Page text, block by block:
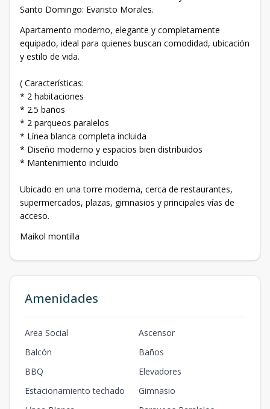
Santo Domingo: Evaristo Morales.
Apartamento moderno, elegante y completamente
equipado, ideal para quienes buscan comodidad, ubicación
y estilo de vida.
( Características:
* 2 habitaciones
* 2.5 baños
* 2 parqueos paralelos
* Línea blanca completa incluida
* Diseño moderno y espacios bien distribuidos
* Mantenimiento incluido
Ubicado en una torre moderna, cerca de restaurantes,
supermercados, plazas, gimnasios y principales vías de
acceso.
Maikol montilla
Amenidades
Area Social
Ascensor
Balcón
Baños
BBQ
Elevadores
Estacionamiento techado
Gimnasio